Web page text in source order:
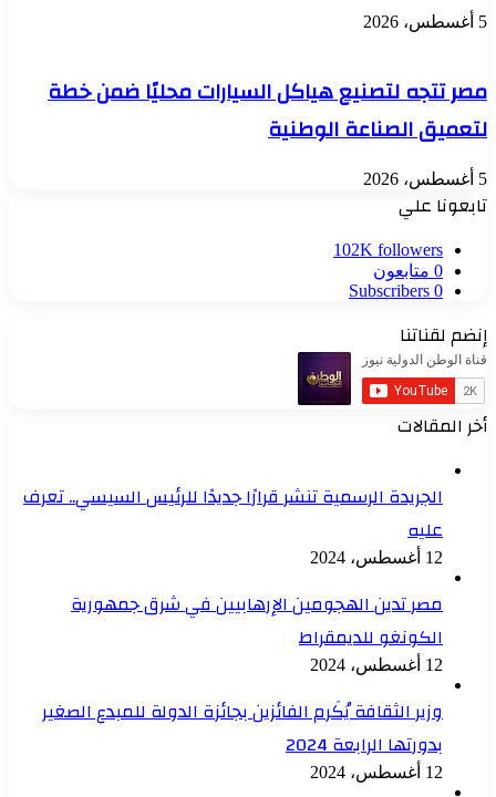
5 أغسطس، 2026
مصر تتجه لتصنيع هياكل السيارات محليًا ضمن خطة
لتعميق الصناعة الوطنية
5 أغسطس، 2026
تابعونا علي
102K followers
0 متابعون
0
Subscribers
إنضم لقناتنا
أخر المقالات
الجريدة الرسمية تنشر قرارًا جديدًا للرئيس السيسي.. تعرف
عليه
12 أغسطس، 2024
مصر تدين الهجومين الإرهابيين في شرق جمهورية
الكونغو للديمقراط
12 أغسطس، 2024
وزير الثقافة يُكَرم الفائزين بجائزة الدولة للمبدع الصغير
بدورتها الرابعة 2024
12 أغسطس، 2024